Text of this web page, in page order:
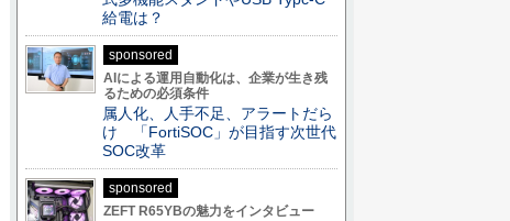
給電は？
sponsored
AIによる運用自動化は、企業が生き残
るための必須条件
属人化、人手不足、アラートだら
け 「FortiSOC」が目指す次世代
SOC改革
sponsored
ZEFT R65YBの魅力をインタビュー